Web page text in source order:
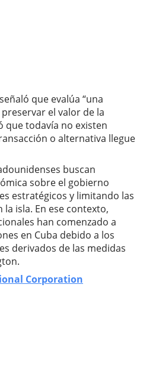
que evalúa “una
el valor de la
que todavía no existen
o alternativa llegue
buscan
sobre el gobierno
estratégicos y limitando las
isla. En ese contexto,
han comenzado a
en Cuba debido a los
derivados de las medidas
Corporation